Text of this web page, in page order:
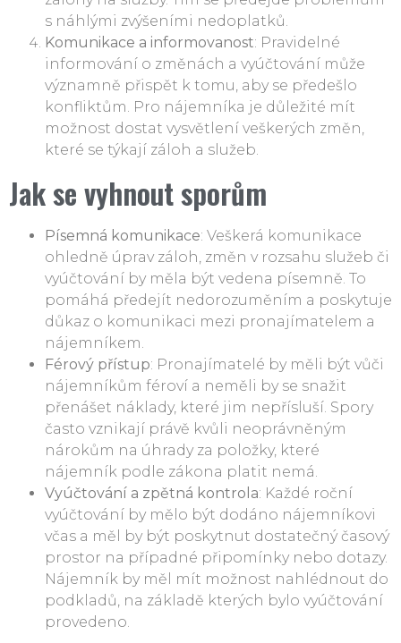
s náhlými zvýšeními nedoplatků.
Komunikace a informovanost: Pravidelné
informování o změnách a vyúčtování může
významně přispět k tomu, aby se předešlo
konfliktům. Pro nájemníka je důležité mít
možnost dostat vysvětlení veškerých změn,
které se týkají záloh a služeb.
Jak se vyhnout sporům
Písemná komunikace: Veškerá komunikace
ohledně úprav záloh, změn v rozsahu služeb či
vyúčtování by měla být vedena písemně. To
pomáhá předejít nedorozuměním a poskytuje
důkaz o komunikaci mezi pronajímatelem a
nájemníkem.
Férový přístup: Pronajímatelé by měli být vůči
nájemníkům féroví a neměli by se snažit
přenášet náklady, které jim nepřísluší. Spory
často vznikají právě kvůli neoprávněným
nárokům na úhrady za položky, které
nájemník podle zákona platit nemá.
Vyúčtování a zpětná kontrola: Každé roční
vyúčtování by mělo být dodáno nájemníkovi
včas a měl by být poskytnut dostatečný časový
prostor na případné připomínky nebo dotazy.
Nájemník by měl mít možnost nahlédnout do
podkladů, na základě kterých bylo vyúčtování
provedeno.